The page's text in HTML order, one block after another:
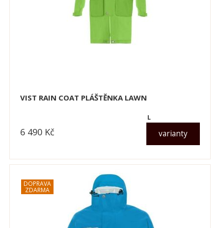
VIST RAIN COAT PLÁŠTĚNKA LAWN
varianty
L
6 490 Kč